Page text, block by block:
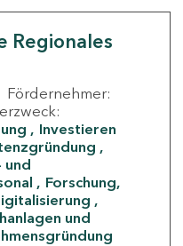
Regionales
Fördernehmer:
Investieren
und
Forschung,
und